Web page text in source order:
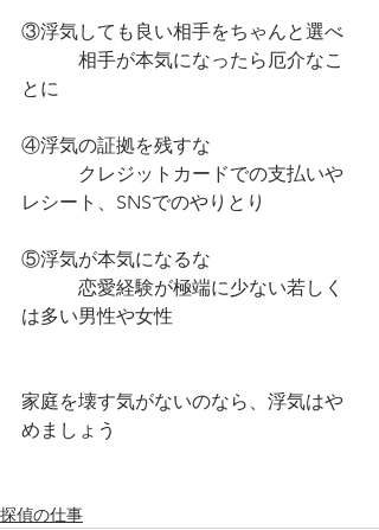
③浮気しても良い相手をちゃんと選べ
相手が本気になったら厄介なこ
とに
④浮気の証拠を残すな
クレジットカードでの支払いや
レシート、SNSでのやりとり
⑤浮気が本気になるな
恋愛経験が極端に少ない若しく
は多い男性や女性
家庭を壊す気がないのなら、浮気はや
めましょう
探偵の仕事